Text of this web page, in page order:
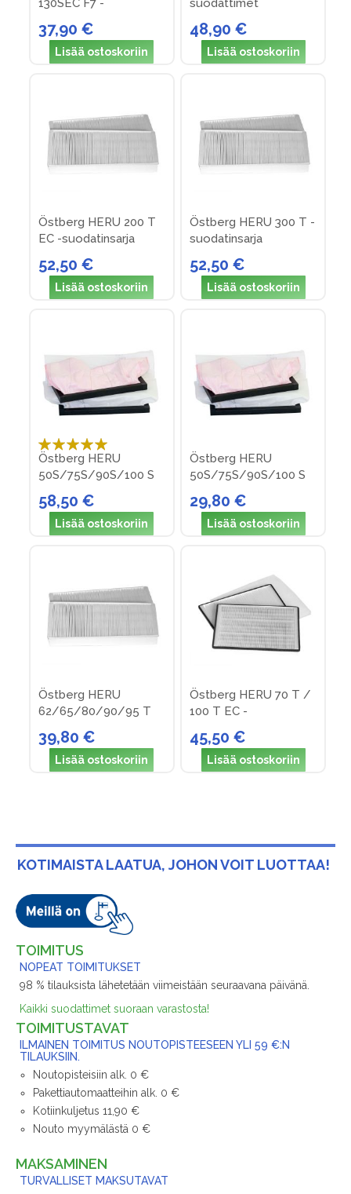
130SEC F7 -
suodattimet
37,90 €
Lisää ostoskoriin
suodattimet
48,90 €
Lisää ostoskoriin
Östberg HERU 200 T
EC -suodatinsarja
52,50 €
Lisää ostoskoriin
Östberg HERU 300 T -
suodatinsarja
52,50 €
Lisää ostoskoriin
Arvosana:
100%
Östberg HERU
50S/75S/90S/100 S
EC -suodattimet
58,50 €
Lisää ostoskoriin
Östberg HERU
50S/75S/90S/100 S
EC F7 suodattimet
29,80 €
Lisää ostoskoriin
Östberg HERU
62/65/80/90/95 T
EC -suodattimet
39,80 €
Lisää ostoskoriin
Östberg HERU 70 T /
100 T EC -
suodattimet
45,50 €
Lisää ostoskoriin
KOTIMAISTA LAATUA, JOHON VOIT LUOTTAA!
TOIMITUS
NOPEAT TOIMITUKSET
98 % tilauksista lähetetään viimeistään seuraavana päivänä.
Kaikki suodattimet suoraan varastosta!
TOIMITUSTAVAT
ILMAINEN TOIMITUS NOUTOPISTEESEEN YLI 59 €:N
TILAUKSIIN.
Noutopisteisiin alk. 0 €
Pakettiautomaatteihin alk. 0 €
Kotiinkuljetus 11,90 €
Nouto myymälästä 0 €
MAKSAMINEN
TURVALLISET MAKSUTAVAT